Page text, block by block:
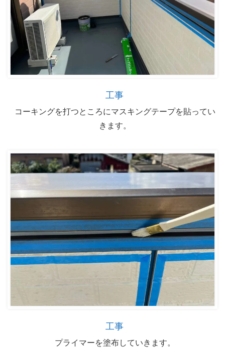
工事
コーキングを打つところにマスキングテープを貼ってい
きます。
工事
プライマーを塗布していきます。